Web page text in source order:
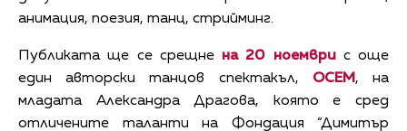
анимация, поезия, танц, стрийминг.
Публиката ще се срещне на 20 ноемврис още
един авторски танцов спектакъл, ОСЕМ, на
младата Александра Драгова, която е сред
отличените таланти на Фондация “Димитър